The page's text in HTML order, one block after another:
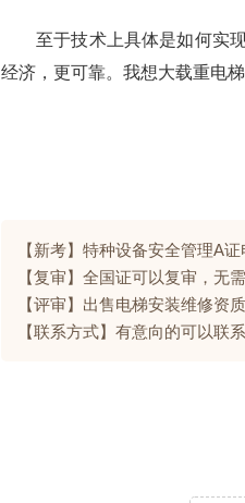
至于技术上具体是如何实
经济，更可靠。我想大载重电
【新考】特种设备安全管理A
【复审】全国证可以复审，无
【评审】出售电梯安装维修资
【联系方式】有意向的可以联